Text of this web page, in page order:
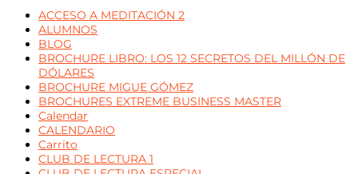
ACCESO A MEDITACIÓN 2
ALUMNOS
BLOG
BROCHURE LIBRO: LOS 12 SECRETOS DEL MILLÓN DE
DÓLARES
BROCHURE MIGUE GÓMEZ
BROCHURES EXTREME BUSINESS MASTER
Calendar
CALENDARIO
Carrito
CLUB DE LECTURA 1